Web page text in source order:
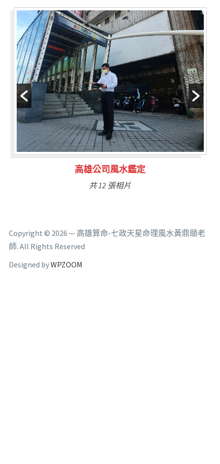
林氏福主量子生基造命
共 6 張相片
Copyright © 2026 — 高雄算命-七政天星命理風水黃鼎頤老
師. All Rights Reserved
Designed byWPZOOM